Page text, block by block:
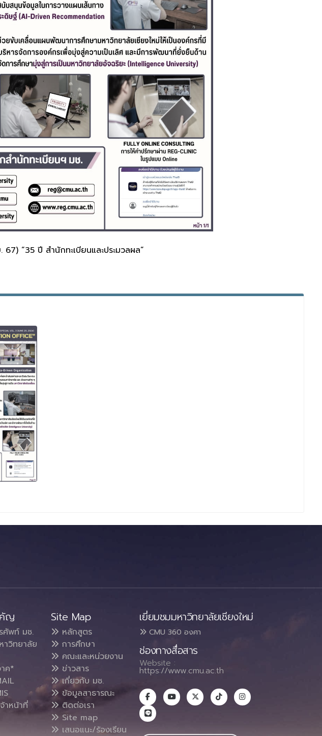
“35 ปี สำนักทะเบียนและประมวลผล”
คัญ
ศัพท์ มช.
าวิทยาลัย
ค*
าหน้าที่
Site Map
หลักสูตร
การศึกษา
คณะและหน่วยงาน
ข่าวสาร
เกี่ยวกับ มช.
ข้อมูลสาธารณะ
ติดต่อเรา
Site map
เสนอแนะ/ร้องเรียน
เยี่ยมชมมหาวิทยาลัยเชียงใหม่
CMU 360 องศา
ช่องทางสื่อสาร
Website :
https://www.cmu.ac.th